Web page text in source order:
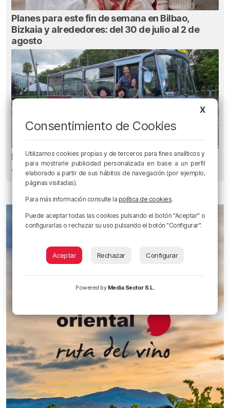
Planes para este fin de semana en Bilbao,
Bizkaia y alrededores: del 30 de julio al 2 de
agosto
Planes para esta semana en Bilbao, Bizkaia y
alrededores: del 4 al 10 de agosto
X
Consentimiento de Cookies
Utilizamos cookies propias y de terceros para fines analíticos y
para mostrarle publicidad personalizada en base a un perfil
elaborado a partir de sus hábitos de navegación (por ejemplo,
páginas visitadas).
Para más información consulte la política de cookies.
Puede aceptar todas las cookies pulsando el botón "Aceptar" o
configurarlas o rechazar su uso pulsando el botón "Configurar".
Aceptar Rechazar Configurar
Powered by Media Sector S.L.